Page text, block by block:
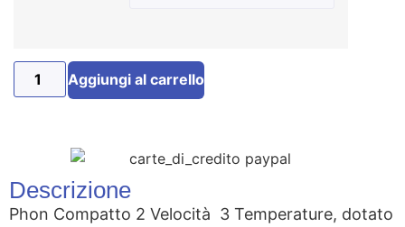
Aggiungi al carrello
Descrizione
Phon Compatto 2 Velocità 3 Temperature, dotato